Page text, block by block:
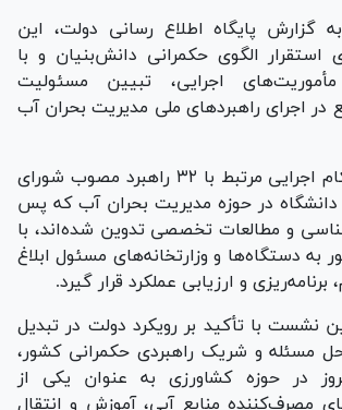
به گزارش پایگاه اطلاع رسانی دولت، این
الگوی حکمرانی دانش‌بنیان و با
اجرایی، تبیین مسئولیت
در اجرای راهبرد‌های ملی مدیریت بحران آب
در این جلسه، احکام اجرایی مرتبط با ۳۲ راهبرد مصوب شورای
در حوزه مدیریت بحران آب که پس
و مطالعات تخصصی تدوین شده‌اند، با
به دستگاه‌ها و وزارتخانه‌های مسئول ابلاغ
برنامه‌ریزی و ارزیابی عملکرد قرار گیرد.
نشست با تأکید بر رویکرد دولت در تبدیل
حل مسئله و شریک راهبردی حکمرانی کشور،
در حوزه کشاورزی به عنوان یکی از
مصرف‌کننده منابع آبی، آموزش و انتقال